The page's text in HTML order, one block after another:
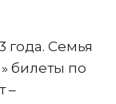
года. Семья
билеты по
–